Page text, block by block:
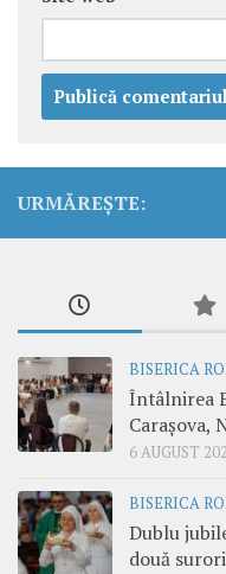
URMĂREȘTE:
BISERICA
Întâlnirea
Carașova,
6 AUGUST
BISERICA
Dublu
două